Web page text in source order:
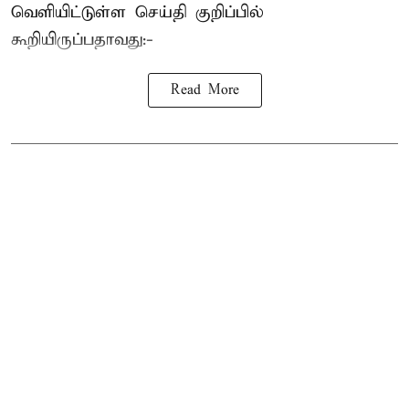
வெளியிட்டுள்ள செய்தி குறிப்பில்
கூறியிருப்பதாவது:-
Read More